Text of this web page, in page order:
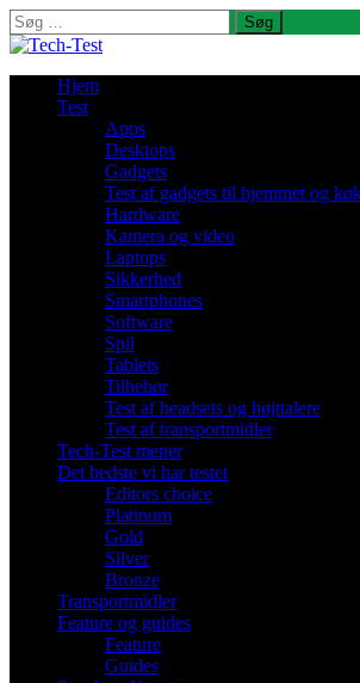
Søg
efter:
Hjem
Test
Apps
Desktops
Gadgets
Test af gadgets til hjemmet og
Hardware
Kamera og video
Laptops
Sikkerhed
Smartphones
Software
Spil
Tablets
Tilbehør
Test af headsets og højttalere
Test af transportmidler
Tech-Test mener
Det bedste vi har testet
Editors choice
Platinum
Gold
Silver
Bronze
Transportmidler
Feature og guides
Feature
Guides